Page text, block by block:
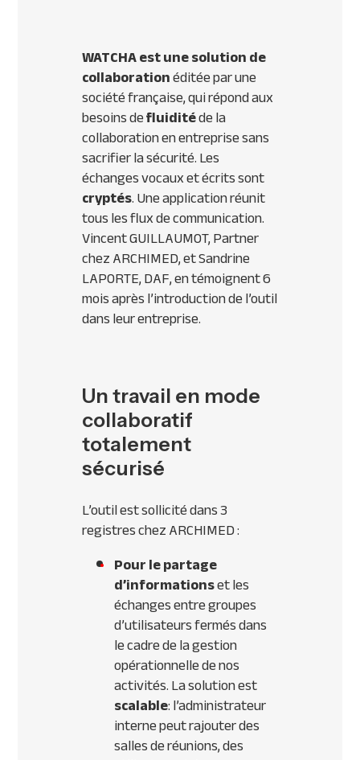
WATCHA est une solution de
collaborationéditée par une
société française, qui répond aux
besoins defluiditéde la
collaboration en entreprise sans
sacrifier la sécurité. Les
échanges vocaux et écrits sont
cryptés. Une application réunit
tous les flux de communication.
Vincent GUILLAUMOT, Partner
chez ARCHIMED, et Sandrine
LAPORTE, DAF, en témoignent 6
mois après l’introduction de l’outil
dans leur entreprise.
Un travail en mode
collaboratif
totalement
sécurisé
L’outil est sollicité dans 3
registres chez ARCHIMED :
Pour le partage
d’informationset les
échanges entre groupes
d’utilisateurs fermés dans
le cadre de la gestion
opérationnelle de nos
activités. La solution est
scalable: l’administrateur
interne peut rajouter des
salles de réunions, des